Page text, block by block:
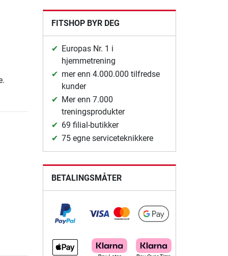
FITSHOP BYR DEG
Europas Nr. 1 i
hjemmetrening
mer enn 4.000.000 tilfredse
kunder
Mer enn 7.000
treningsprodukter
69 filial-butikker
75 egne serviceteknikkere
BETALINGSMÅTER